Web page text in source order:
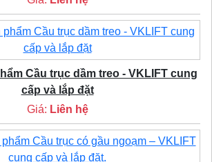
Cầu trục dầm treo - VKLIFT cung
cấp và lắp đặt
Giá: Liên hệ